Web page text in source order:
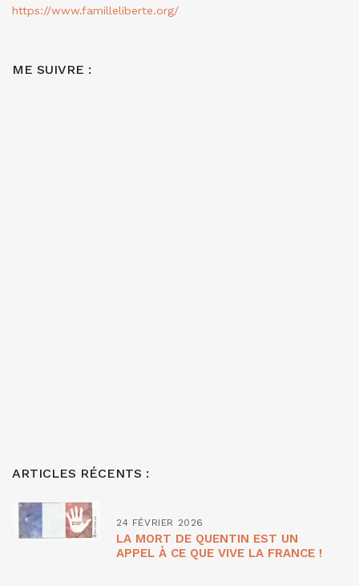
https://www.familleliberte.org/
ME SUIVRE :
ARTICLES RÉCENTS :
24 FÉVRIER 2026
LA MORT DE QUENTIN EST UN
APPEL À CE QUE VIVE LA FRANCE !